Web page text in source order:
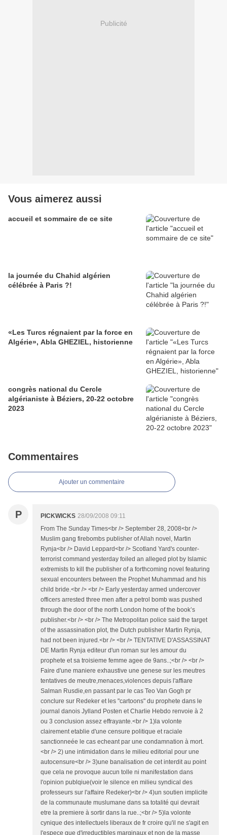
Publicité
Vous aimerez aussi
accueil et sommaire de ce site
la journée du Chahid algérien
célébrée à Paris ?!
«Les Turcs régnaient par la force en
Algérie», Abla GHEZIEL, historienne
congrès national du Cercle
algérianiste à Béziers, 20-22 octobre
2023
Commentaires
Ajouter un commentaire
P PICKWICKS 28/09/2008 09:11
From The Sunday Times<br /> September 28, 2008<br />
Muslim gang firebombs publisher of Allah novel, Martin
Rynja<br /> David Leppard<br /> Scotland Yard's counter-
terrorist command yesterday foiled an alleged plot by Islamic
extremists to kill the publisher of a forthcoming novel featuring
sexual encounters between the Prophet Muhammad and his
child bride.<br /> <br /> Early yesterday armed undercover
officers arrested three men after a petrol bomb was pushed
through the door of the north London home of the book’s
publisher.<br /> <br /> The Metropolitan police said the target
of the assassination plot, the Dutch publisher Martin Rynja,
had not been injured.<br /> <br /> TENTATIVE D'ASSASSINAT
DE Martin Rynja editeur d'un roman sur les amour du
prophete et sa troisieme femme agee de 9ans..;<br /> <br />
Faire d'une maniere exhaustive une genese sur les meutres
tentatives de meutre,menaces,violences depuis l'affiare
Salman Rusdie,en passant par le cas Teo Van Gogh pr
conclure sur Redeker et les "cartoons" du prophete dans le
journal danois Jylland Posten et Charlie Hebdo renvoie à 2
ou 3 conclusion assez effrayante.<br /> 1)la volonte
clairement etablie d'une censure politique et raciale
sanctionneée le cas echeant par une condamnation à mort.
<br /> 2) une intimidation dans le milieu editorial pour une
autocensure<br /> 3)une banalisation de cet interdit au point
que cela ne provoque aucun tolle ni manifestation dans
l'opinion publqiue(voir le silence en milieu syndical des
professeurs sur l'affaire Redeker)<br /> 4)un soutien implicite
de la communaute muslumane dans sa totalité qui devrait
etre la premiere à sortir dans la rue..;<br /> 5)la volonte
cynique des intellectuels liberaux de fr croire qu'il ne s'agit en
l'espece que d'irreductibles marginaux et non de la masse